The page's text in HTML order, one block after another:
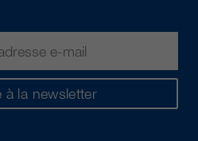
à la newsletter